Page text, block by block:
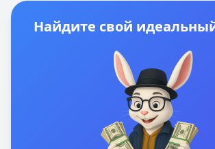
Отделения
Банкоматы
Полезная информация
Найдите свой